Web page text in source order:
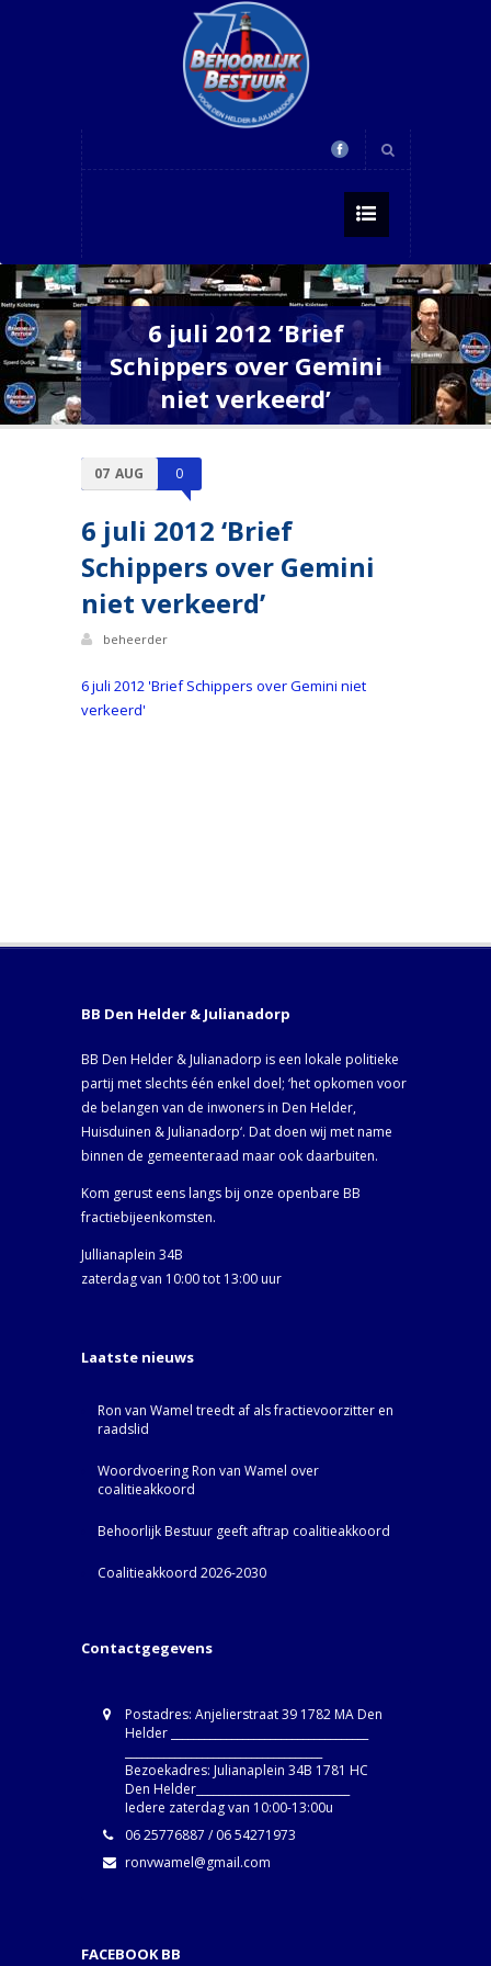
6 juli 2012 ‘Brief
Schippers over Gemini
niet verkeerd’
07 AUG 0
6 juli 2012 ‘Brief
Schippers over Gemini
niet verkeerd’
beheerder
6 juli 2012 'Brief Schippers over Gemini niet
verkeerd'
BB Den Helder & Julianadorp
BB Den Helder & Julianadorp is een lokale politieke
partij met slechts één enkel doel; ‘het opkomen voor
de belangen van de inwoners in Den Helder,
Huisduinen & Julianadorp‘. Dat doen wij met name
binnen de gemeenteraad maar ook daarbuiten.
Kom gerust eens langs bij onze openbare BB
fractiebijeenkomsten.
Jullianaplein 34B
zaterdag van 10:00 tot 13:00 uur
Laatste nieuws
Ron van Wamel treedt af als fractievoorzitter en
raadslid
Woordvoering Ron van Wamel over
coalitieakkoord
Behoorlijk Bestuur geeft aftrap coalitieakkoord
Coalitieakkoord 2026-2030
Contactgegevens
Postadres: Anjelierstraat 39 1782 MA Den
Helder ____________________________________
Bezoekadres: Julianaplein 34B 1781 HC
Den Helder____________________________
Iedere zaterdag van 10:00-13:00u
06 25776887 / 06 54271973
ronvwamel@gmail.com
FACEBOOK BB